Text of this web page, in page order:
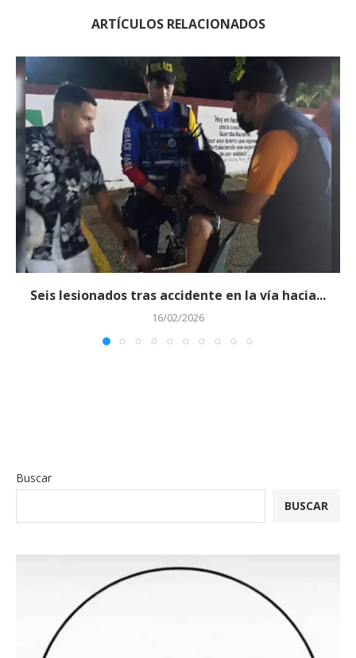
ARTÍCULOS RELACIONADOS
Seis lesionados tras accidente en la vía hacia...
16/02/2026
Buscar
BUSCAR